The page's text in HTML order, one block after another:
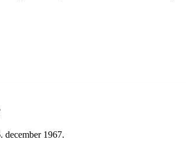
december 1967.